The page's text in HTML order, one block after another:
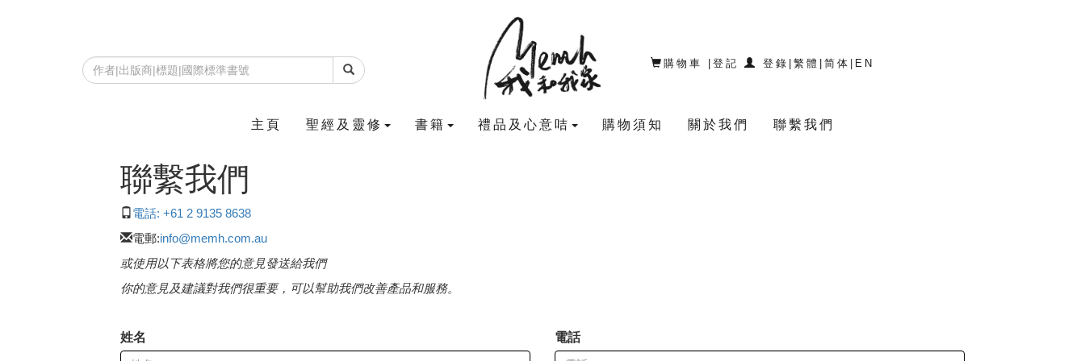
主頁 聖經及靈修 書籍 禮品及心意咭 購物須知 關於我們 聯繫我們
購物車 |登記 登錄 |繁體 |简体 EN
聯繫我們
電話: +61 2 9135 8638
電郵:info@memh.com.au
或使用以下表格將您的意見發送給我們
你的意見及建議對我們很重要，可以幫助我們改善產品和服務。
姓名 電話